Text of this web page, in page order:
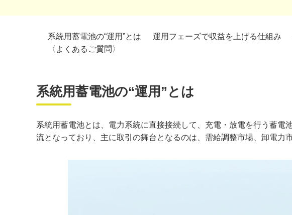
系統用蓄電池の“運用”とは 運用フェーズで収益を上げる仕組み
〈よくあるご質問〉
系統用蓄電池の“運用”とは
系統用蓄電池とは、電力系統に直接接続して、充電・放電を行う蓄
流となっており、主に取引の舞台となるのは、需給調整市場、卸電力